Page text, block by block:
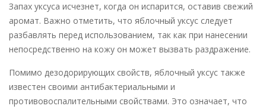
Запах уксуса исчезнет, когда он испарится, оставив свежий
аромат. Важно отметить, что яблочный уксус следует
разбавлять перед использованием, так как при нанесении
непосредственно на кожу он может вызвать раздражение.
Помимо дезодорирующих свойств, яблочный уксус также
известен своими антибактериальными и
противовоспалительными свойствами. Это означает, что